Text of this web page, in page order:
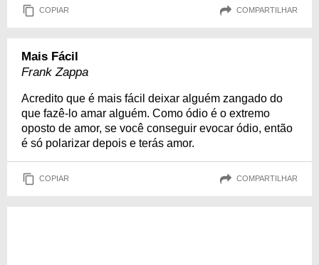
COPIAR COMPARTILHAR
Mais Fácil
Frank Zappa
Acredito que é mais fácil deixar alguém zangado do
que fazê-lo amar alguém. Como ódio é o extremo
oposto de amor, se você conseguir evocar ódio, então
é só polarizar depois e terás amor.
COPIAR COMPARTILHAR